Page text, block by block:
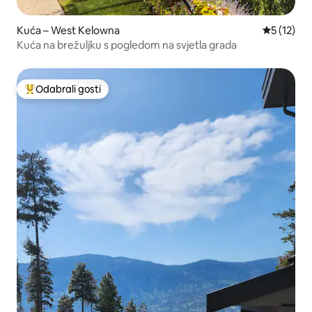
Kuća – West Kelowna Prosječna
5 (12)
Kuća na brežuljku s pogledom na svjetla grada
Među najviše rangiranima s oznakom „Odabrali gosti”
Odabrali gosti